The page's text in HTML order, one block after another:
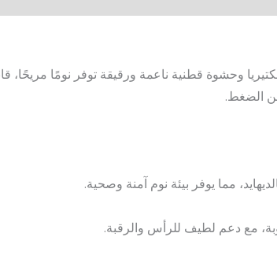
وحشوة قطنية ناعمة ورقيقة توفر نومًا مريحًا،
الضغط.
مما يوفر بيئة نوم آمنة وصحية.
مع دعم لطيف للرأس والرقبة.